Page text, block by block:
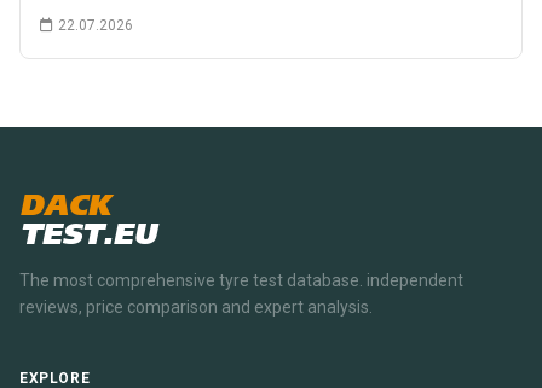
22.07.2026
DACK
TEST.EU
The most comprehensive tyre test database. independent
reviews, price comparison and expert analysis.
EXPLORE